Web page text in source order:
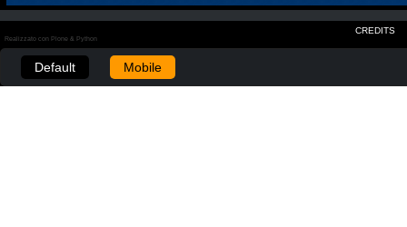
CREDITS
Realizzato con Plone & Python
Default Mobile